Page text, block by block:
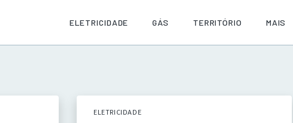
ELETRICIDADE GÁS TERRITÓRIO MAIS
ELETRICIDADE